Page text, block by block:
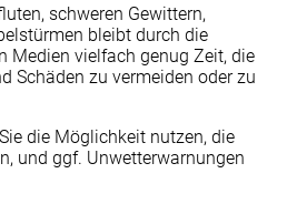
schweren Gewittern,
bleibt durch die
Medien vielfach genug Zeit, die
Schäden zu vermeiden oder zu
die Möglichkeit nutzen, die
und ggf. Unwetterwarnungen